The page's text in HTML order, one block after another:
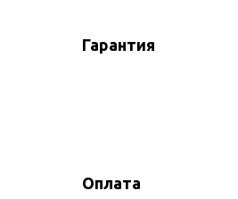
Гарантия
Оплата